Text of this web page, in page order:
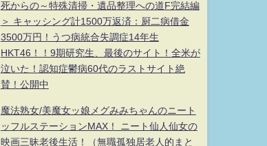
死からの～特殊清掃・遺品整理への道F完結編
＞ キャッシング計1500万返済：厨二病借金
3500万円！うつ病統合失調症14年生
HKT46！！9期研究生、最後のサイト！全米が
泣いた！認知症鬱病60代のラストサイト絶
賛！公開中
魔法熟女/美魔女ッ娘メグみみちゃんのニート
ッフルステーションMAX！ ニート仙人仙女の
映画三昧老後生活！（無職孤独居老人的まと